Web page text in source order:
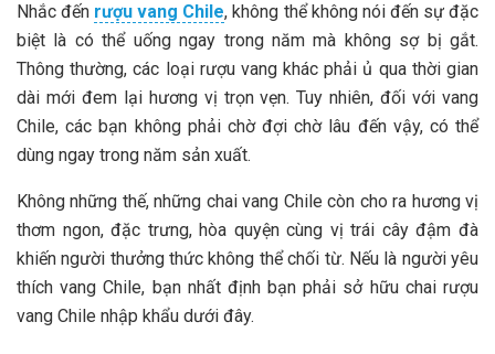
Nhắc đến rượu vang Chile, không thể không nói đến sự đặc
biệt là có thể uống ngay trong năm mà không sợ bị gắt.
Thông thường, các loại rượu vang khác phải ủ qua thời gian
dài mới đem lại hương vị trọn vẹn. Tuy nhiên, đối với vang
Chile, các bạn không phải chờ đợi chờ lâu đến vậy, có thể
dùng ngay trong năm sản xuất.
Không những thế, những chai vang Chile còn cho ra hương vị
thơm ngon, đặc trưng, hòa quyện cùng vị trái cây đậm đà
khiến người thưởng thức không thể chối từ. Nếu là người yêu
thích vang Chile, bạn nhất định bạn phải sở hữu chai rượu
vang Chile nhập khẩu dưới đây.